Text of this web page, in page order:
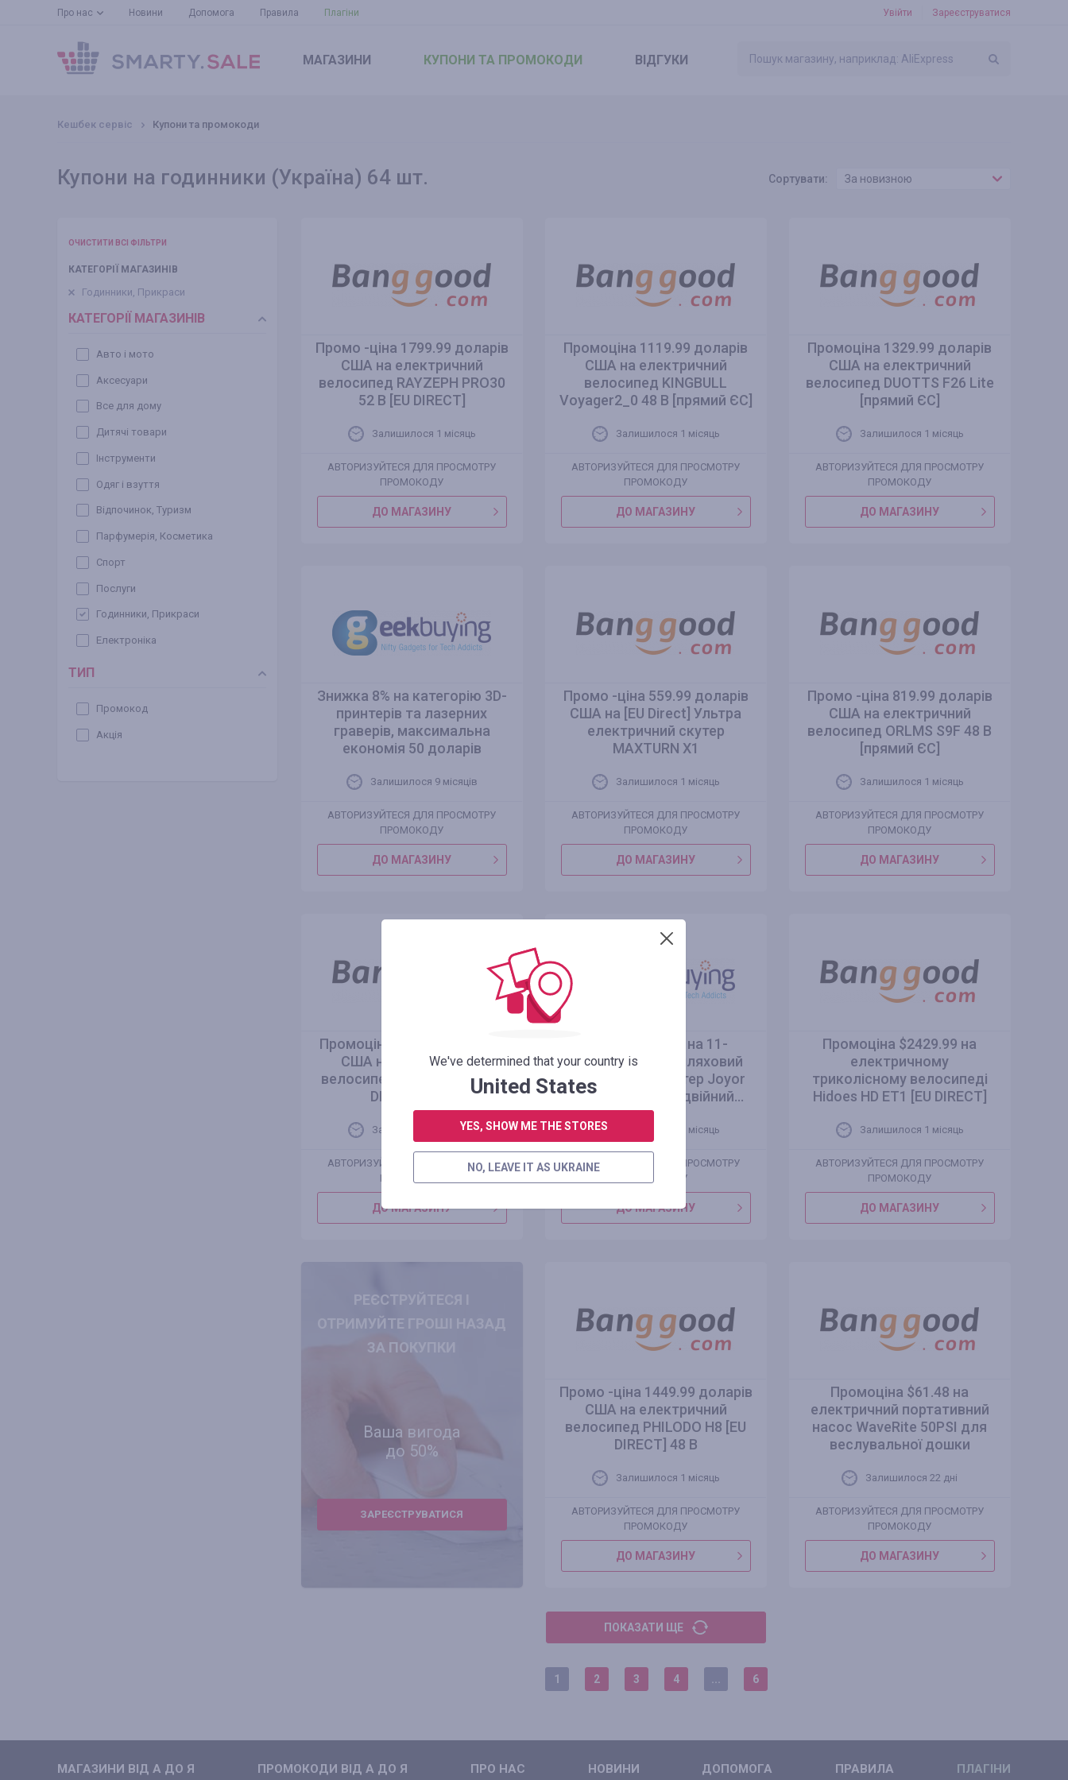
Про нас Новини Допомога Правила Плагіни Увійти Зареєструватися
МАГАЗИНИ КУПОНИ ТА ПРОМОКОДИ ВІДГУКИ
Кешбек сервіс Купони та промокоди
Купони на годинники (Україна) 64 шт. Сортувати: За новизною
ОЧИСТИТИ ВСІ ФІЛЬТРИ
КАТЕГОРІЇ МАГАЗИНІВ
Годинники, Прикраси
КАТЕГОРІЇ МАГАЗИНІВ
Авто і мото
Аксесуари
Все для дому
Дитячі товари
Інструменти
Одяг і взуття
Відпочинок, Туризм
Парфумерія, Косметика
Спорт
Послуги
Годинники, Прикраси
Електроніка
ТИП
Промокод
Акція
Промо -ціна 1799.99 доларів
США на електричний
велосипед RAYZEPH PRO30
52 В [EU DIRECT]
Залишилося 1 місяць
АВТОРИЗУЙТЕСЯ ДЛЯ ПРОСМОТРУ
ПРОМОКОДУ
ДО МАГАЗИНУ
Промоціна 1119.99 доларів
США на електричний
велосипед KINGBULL
Voyager2_0 48 В [прямий ЄС]
Залишилося 1 місяць
АВТОРИЗУЙТЕСЯ ДЛЯ ПРОСМОТРУ
ПРОМОКОДУ
ДО МАГАЗИНУ
Промоціна 1329.99 доларів
США на електричний
велосипед DUOTTS F26 Lite
[прямий ЄС]
Залишилося 1 місяць
АВТОРИЗУЙТЕСЯ ДЛЯ ПРОСМОТРУ
ПРОМОКОДУ
ДО МАГАЗИНУ
Знижка 8% на категорію 3D-
принтерів та лазерних
граверів, максимальна
економія 50 доларів
Залишилося 9 місяців
АВТОРИЗУЙТЕСЯ ДЛЯ ПРОСМОТРУ
ПРОМОКОДУ
ДО МАГАЗИНУ
Промо -ціна 559.99 доларів
США на [EU Direct] Ультра
електричний скутер
MAXTURN X1
Залишилося 1 місяць
АВТОРИЗУЙТЕСЯ ДЛЯ ПРОСМОТРУ
ПРОМОКОДУ
ДО МАГАЗИНУ
Промо -ціна 819.99 доларів
США на електричний
велосипед ORLMS S9F 48 В
[прямий ЄС]
Залишилося 1 місяць
АВТОРИЗУЙТЕСЯ ДЛЯ ПРОСМОТРУ
ПРОМОКОДУ
ДО МАГАЗИНУ
Промоціна 1179.99 доларів
США на електричний
велосипед PHILODO H7 [EU
DIRECT] 48 В
Залишилося 1 місяць
АВТОРИЗУЙТЕСЯ ДЛЯ ПРОСМОТРУ
ПРОМОКОДУ
ДО МАГАЗИНУ
ЗНИЖКА 7.58% на 11-
дюймовий позашляховий
електричний скутер Joyor
E8-S 1600W* 2 подвійний...
Залишилося 1 місяць
АВТОРИЗУЙТЕСЯ ДЛЯ ПРОСМОТРУ
ПРОМОКОДУ
ДО МАГАЗИНУ
Промоціна $2429.99 на
електричному
триколісному велосипеді
Hidoes HD ET1 [EU DIRECT]
Залишилося 1 місяць
АВТОРИЗУЙТЕСЯ ДЛЯ ПРОСМОТРУ
ПРОМОКОДУ
ДО МАГАЗИНУ
РЕЄСТРУЙТЕСЯ І
ОТРИМУЙТЕ ГРОШІ НАЗАД
ЗА ПОКУПКИ
Ваша вигода
до 50%
ЗАРЕЄСТРУВАТИСЯ
Промо -ціна 1449.99 доларів
США на електричний
велосипед PHILODO H8 [EU
DIRECT] 48 В
Залишилося 1 місяць
АВТОРИЗУЙТЕСЯ ДЛЯ ПРОСМОТРУ
ПРОМОКОДУ
ДО МАГАЗИНУ
Промоціна $61.48 на
електричний портативний
насос WaveRite 50PSI для
веслувальної дошки
Залишилося 22 днi
АВТОРИЗУЙТЕСЯ ДЛЯ ПРОСМОТРУ
ПРОМОКОДУ
ДО МАГАЗИНУ
ПОКАЗАТИ ЩЕ
1 2 3 4 6
МАГАЗИНИ ВIД А ДО Я ПРОМОКОДИ ВIД А ДО Я ПРО НАС НОВИНИ ДОПОМОГА ПРАВИЛА ПЛАГІНИ
We've determined that your country is
United States
YES, SHOW ME THE STORES
NO, LEAVE IT AS UKRAINE